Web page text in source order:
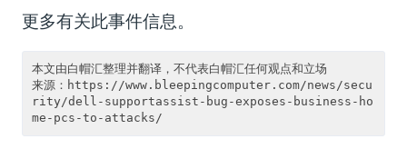
更多有关此事件信息。
本文由白帽汇整理并翻译，不代表白帽汇任何观点和立场
来源：https://www.bleepingcomputer.com/news/secu
rity/dell-supportassist-bug-exposes-business-ho